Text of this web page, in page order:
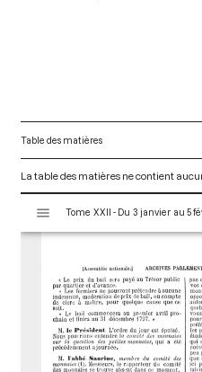
Table des matières
La table des matières ne contient
s
Tome XXII - Du 3 janvier au 5